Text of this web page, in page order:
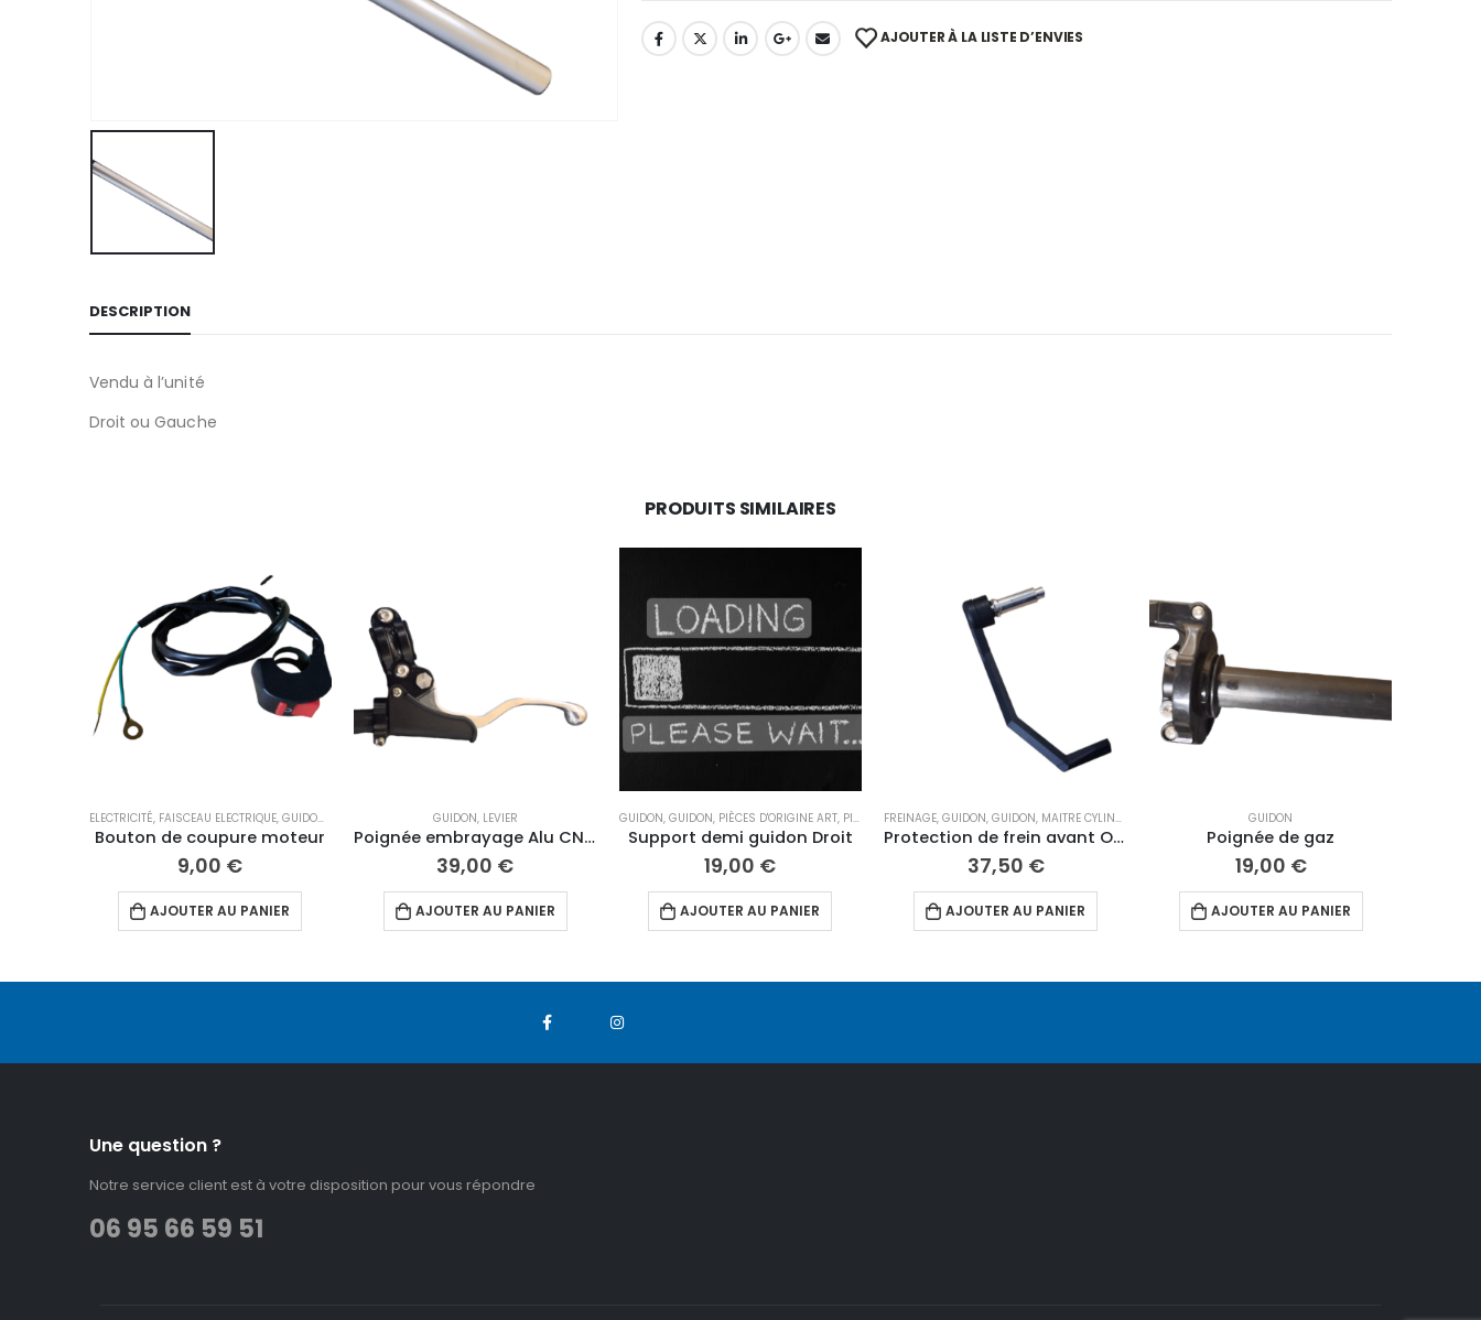
AJOUTER À LA LISTE D’ENVIES
DESCRIPTION
Vendu à l’unité
Droit ou Gauche
PRODUITS SIMILAIRES
ELECTRICITÉ, FAISCEAU ELECTRIQUE, GUIDON
Bouton de coupure moteur
9,00 €
AJOUTER AU PANIER
GUIDON, LEVIER
Poignée embrayage Alu CNC
39,00 €
AJOUTER AU PANIER
GUIDON, GUIDON, PIÈCES D'ORIGINE ART, PIÈCES DÉTACHÉES 10" ,PIÈCES DÉTACHÉES 12"
Support demi guidon Droit
19,00 €
AJOUTER AU PANIER
FREINAGE,GUIDON,GUIDON, MAITRE CYLINDRE PADDOCK,POIGNÉE
Protection de frein avant Oxford
37,50 €
AJOUTER AU PANIER
GUIDON
Poignée de gaz
19,00 €
AJOUTER AU PANIER
Une question ?
Notre service client est à votre disposition pour vous répondre
06 95 66 59 51